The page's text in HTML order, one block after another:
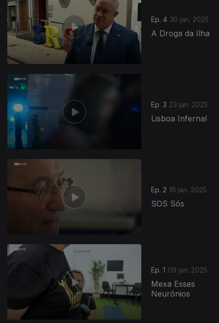
Ep. 4 30 jan. 2025
A Droga da Ilha
Ep. 3 23 jan. 2025
Lisboa Infernal
Ep. 2 16 jan. 2025
SOS Sós
Ep. 1 09 jan. 2025
Mexa Esses
Neurónios
821317